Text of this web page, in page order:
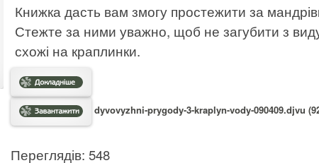
Книжка дасть вам змогу простежити за
Стежте за ними уважно, щоб не загубити з
схожі на краплинки.
dyvovyzhni-prygody-3-kraplyn-vody-090409.djvu
Переглядів: 548